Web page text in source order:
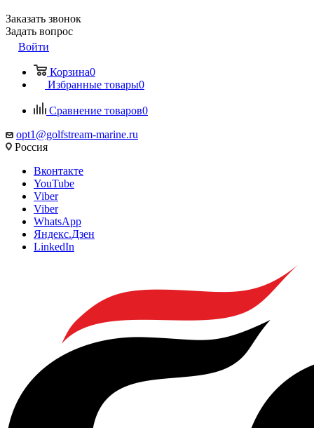
Заказать звонок
Задать вопрос
Войти
Корзина0
Избранные товары0
Сравнение товаров0
opt1@golfstream-marine.ru
Россия
Вконтакте
YouTube
Viber
Viber
WhatsApp
Яндекс.Дзен
LinkedIn